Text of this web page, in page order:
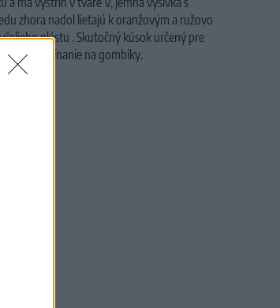
zhora nadol lietajú k oranžovým a ružovo
plástu . Skutočný kúsok určený pre
Predné zapínanie na gombíky.